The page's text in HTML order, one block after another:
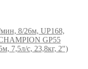
8/26м, UP168,
GP55
7,5л/с, 23,8кг, 2")